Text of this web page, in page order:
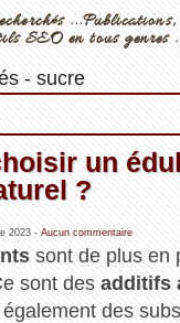
SEO en tous genres
- sucre
un
?
2023- Aucun commentaire
sont de plus en
sont desadditifs
des